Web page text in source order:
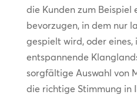
die Kunden zum Beispiel
bevorzugen, in dem nur
gespielt wird, oder eines,
entspannende
sorgfältige Auswahl von
die richtige Stimmung in